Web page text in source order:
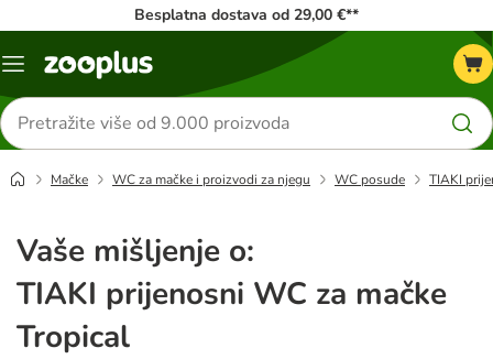
Besplatna dostava od 29,00 €**
Izbornik
Traži
proizvode
Mačke WC za mačke i proizvodi za njegu WC posude TIAKI
Vaše mišljenje o:
TIAKI prijenosni WC za mačke
Tropical